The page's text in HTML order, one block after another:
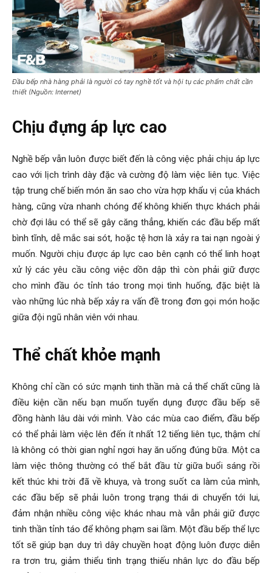
Đầu bếp nhà hàng phải là người có tay nghề tốt và hội tụ các phẩm chất cần
thiết (Nguồn: Internet)
Chịu đựng áp lực cao
Nghề bếp vẫn luôn được biết đến là công việc phải chịu áp lực
cao với lịch trình dày đặc và cường độ làm việc liên tục. Việc
tập trung chế biến món ăn sao cho vừa hợp khẩu vị của khách
hàng, cũng vừa nhanh chóng để không khiến thực khách phải
chờ đợi lâu có thể sẽ gây căng thẳng, khiến các đầu bếp mất
bình tĩnh, dễ mắc sai sót, hoặc tệ hơn là xảy ra tai nạn ngoài ý
muốn. Người chịu được áp lực cao bên cạnh có thể linh hoạt
xử lý các yêu cầu công việc dồn dập thì còn phải giữ được
cho mình đầu óc tỉnh táo trong mọi tình huống, đặc biệt là
vào những lúc nhà bếp xảy ra vấn đề trong đơn gọi món hoặc
giữa đội ngũ nhân viên với nhau.
Thể chất khỏe mạnh
Không chỉ cần có sức mạnh tinh thần mà cả thể chất cũng là
điều kiện cần nếu bạn muốn tuyển dụng được đầu bếp sẽ
đồng hành lâu dài với mình. Vào các mùa cao điểm, đầu bếp
có thể phải làm việc lên đến ít nhất 12 tiếng liên tục, thậm chí
là không có thời gian nghỉ ngơi hay ăn uống đúng bữa. Một ca
làm việc thông thường có thể bắt đầu từ giữa buổi sáng rồi
kết thúc khi trời đã về khuya, và trong suốt ca làm của mình,
các đầu bếp sẽ phải luôn trong trạng thái di chuyển tới lui,
đảm nhận nhiều công việc khác nhau mà vẫn phải giữ được
tinh thần tỉnh táo để không phạm sai lầm. Một đầu bếp thể lực
tốt sẽ giúp bạn duy trì dây chuyền hoạt động luôn được diễn
ra trơn tru, giảm thiểu tình trạng thiếu nhân lực do đầu bếp